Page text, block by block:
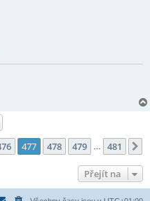
477 478 479 … 481
Přejít na